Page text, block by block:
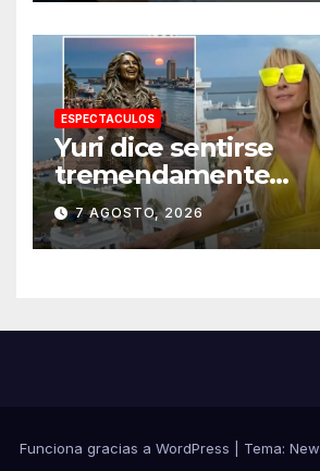
ESPECTACULOS
Yuri dice sentirse
tremendamente
emocionada sobre
que le harán en
7 AGOSTO, 2026
Funciona gracias a WordPress Tema: